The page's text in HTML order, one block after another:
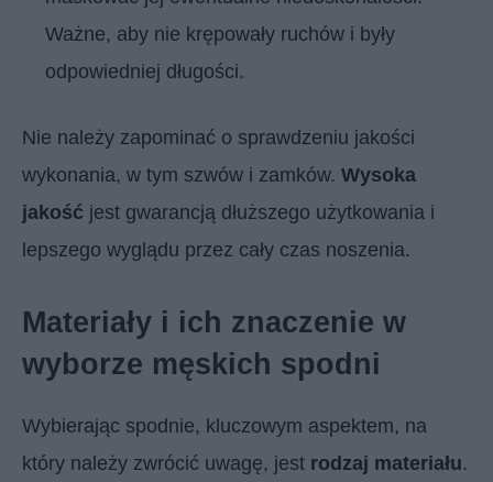
Ważne, aby nie krępowały ruchów i były
odpowiedniej długości.
Nie należy zapominać o sprawdzeniu jakości
wykonania, w tym szwów i zamków. Wysoka
jakość jest gwarancją dłuższego użytkowania i
lepszego wyglądu przez cały czas noszenia.
Materiały i ich znaczenie w
wyborze męskich spodni
Wybierając spodnie, kluczowym aspektem, na
który należy zwrócić uwagę, jest rodzaj materiału.